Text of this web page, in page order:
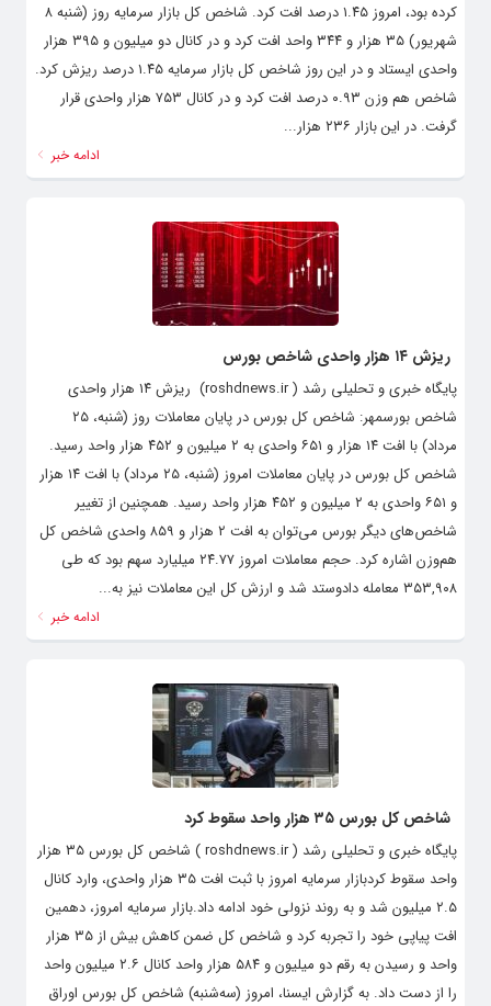
کرده بود، امروز ۱.۴۵ درصد افت کرد. شاخص کل بازار سرمایه روز (شنبه ۸
شهریور) ۳۵ هزار و ۳۴۴ واحد افت کرد و در کانال دو میلیون و ۳۹۵ هزار
واحدی ایستاد و در این روز شاخص کل بازار سرمایه ۱.۴۵ درصد ریزش کرد.
شاخص هم وزن ۰.۹۳ درصد افت کرد و در کانال ۷۵۳ هزار واحدی قرار
گرفت. در این بازار ۲۳۶ هزار...
ادامه خبر
ریزش ۱۴ هزار واحدی شاخص بورس
پایگاه خبری و تحلیلی رشد ( roshdnews.ir) ریزش ۱۴ هزار واحدی
شاخص بورسمهر: شاخص کل بورس در پایان معاملات روز (شنبه، ۲۵
مرداد) با افت ۱۴ هزار و ۶۵۱ واحدی به ۲ میلیون و ۴۵۲ هزار واحد رسید.
شاخص کل بورس در پایان معاملات امروز (شنبه، ۲۵ مرداد) با افت ۱۴ هزار
و ۶۵۱ واحدی به ۲ میلیون و ۴۵۲ هزار واحد رسید. همچنین از تغییر
شاخص‌های دیگر بورس می‌توان به افت ۲ هزار و ۸۵۹ واحدی شاخص کل
هم‌وزن اشاره کرد. حجم معاملات امروز ۲۴.۷۷ میلیارد سهم بود که طی
۳۵۳,۹۰۸ معامله دادوستد شد و ارزش کل این معاملات نیز به...
ادامه خبر
شاخص کل بورس ۳۵ هزار واحد سقوط کرد
پایگاه خبری و تحلیلی رشد ( roshdnews.ir ) شاخص کل بورس ۳۵ هزار
واحد سقوط کردبازار سرمایه امروز با ثبت افت ۳۵ هزار واحدی، وارد کانال
۲.۵ میلیون شد و به روند نزولی خود ادامه داد.بازار سرمایه امروز، دهمین
افت پیاپی خود را تجربه کرد و شاخص کل ضمن کاهش بیش از ۳۵ هزار
واحد و رسیدن به رقم دو میلیون و ۵۸۴ هزار واحد کانال ۲.۶ میلیون واحد
را از دست داد. به گزارش ایسنا، امروز (سه‌شنبه) شاخص کل بورس اوراق